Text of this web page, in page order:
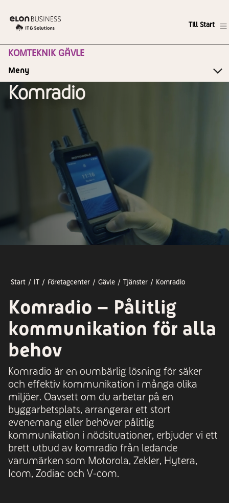
Till Start
KOMTEKNIK GÄVLE
Meny
Komradio
Start IT Företagcenter Gävle Tjänster Komradio
Komradio – Pålitlig
kommunikation för alla
behov
Komradio är en oumbärlig lösning för säker
och effektiv kommunikation i många olika
miljöer. Oavsett om du arbetar på en
byggarbetsplats, arrangerar ett stort
evenemang eller behöver pålitlig
kommunikation i nödsituationer, erbjuder vi ett
brett utbud av komradio från ledande
varumärken som Motorola, Zekler, Hytera,
Icom, Zodiac och V-com.